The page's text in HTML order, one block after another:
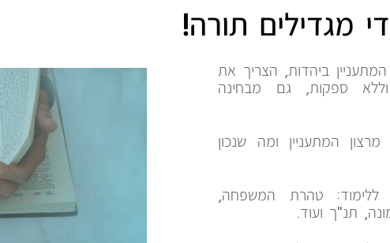
מגדילים תורה!
ביהדות, הצריך את
ספקות, גם מבחינה
המתעניין ומה שנכון
ללימוד: טהרת המשפחה,
תנ"ך ועוד.